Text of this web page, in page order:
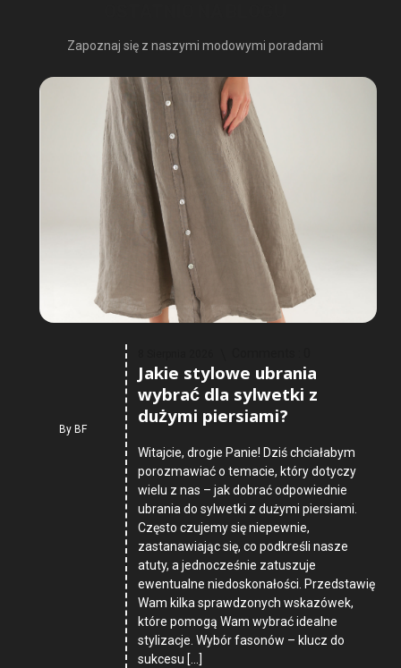
Zapoznaj się z naszymi modowymi poradami
ByBF
Jakie stylowe ubrania
wybrać dla sylwetki z
dużymi piersiami?
Witajcie, drogie Panie! Dziś chciałabym
porozmawiać o temacie, który dotyczy
wielu z nas – jak dobrać odpowiednie
ubrania do sylwetki z dużymi piersiami.
Często czujemy się niepewnie,
zastanawiając się, co podkreśli nasze
atuty, a jednocześnie zatuszuje
ewentualne niedoskonałości. Przedstawię
Wam kilka sprawdzonych wskazówek,
które pomogą Wam wybrać idealne
stylizacje. Wybór fasonów – klucz do
sukcesu […]